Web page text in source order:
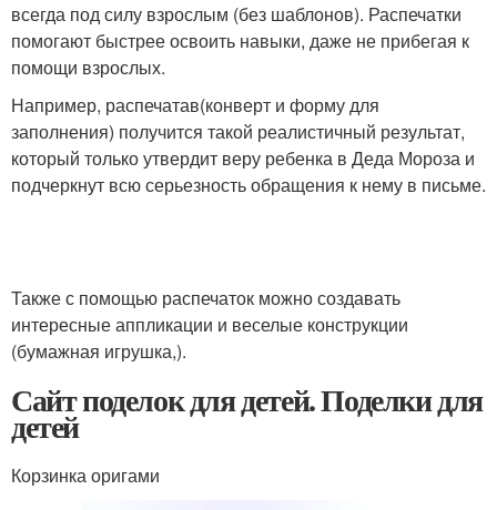
всегда под силу взрослым (без шаблонов). Распечатки
помогают быстрее освоить навыки, даже не прибегая к
помощи взрослых.
Например, распечатав(конверт и форму для
заполнения) получится такой реалистичный результат,
который только утвердит веру ребенка в Деда Мороза и
подчеркнут всю серьезность обращения к нему в письме.
Также с помощью распечаток можно создавать
интересные аппликации и веселые конструкции
(бумажная игрушка,).
Сайт поделок для детей. Поделки для
детей
Корзинка оригами